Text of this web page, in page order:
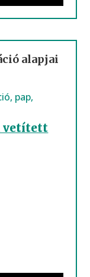
alapjai
, pap,
vetített